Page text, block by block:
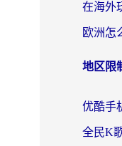
地区限